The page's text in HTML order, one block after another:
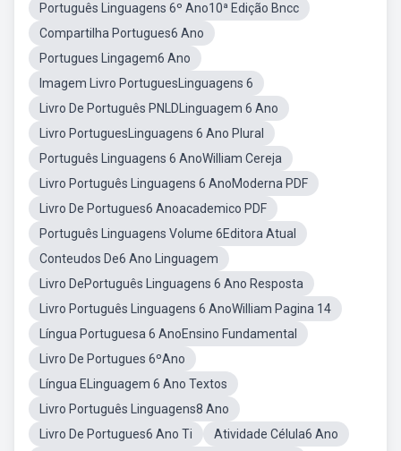
Português Linguagens 6º Ano10ª Edição Bncc
Compartilha Portugues6 Ano
Portugues Lingagem6 Ano
Imagem Livro PortuguesLinguagens 6
Livro De Português PNLDLinguagem 6 Ano
Livro PortuguesLinguagens 6 Ano Plural
Português Linguagens 6 AnoWilliam Cereja
Livro Português Linguagens 6 AnoModerna PDF
Livro De Portugues6 Anoacademico PDF
Português Linguagens Volume 6Editora Atual
Conteudos De6 Ano Linguagem
Livro DePortuguês Linguagens 6 Ano Resposta
Livro Português Linguagens 6 AnoWilliam Pagina 14
Língua Portuguesa 6 AnoEnsino Fundamental
Livro De Portugues 6ºAno
Língua ELinguagem 6 Ano Textos
Livro Português Linguagens8 Ano
Livro De Portugues6 Ano Ti
Atividade Célula6 Ano